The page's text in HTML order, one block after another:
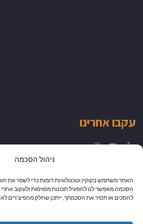
ניהול הסכמה
האתר משתמש בקוקיז וטכנולוגיות דומות כדי לשפר את
הסכמה מאפשר לנו להפעיל תכונות מסוימות ולעקוב
להסכים או תסיר את הסכמתך, ייתכן שחלק מהפיצ’רים לא
עקבו אחרינו